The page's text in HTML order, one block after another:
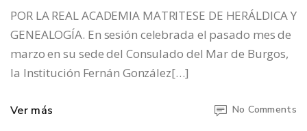
POR LA REAL ACADEMIA MATRITESE DE HERÁLDICA Y
GENEALOGÍA. En sesión celebrada el pasado mes de
marzo en su sede del Consulado del Mar de Burgos,
la Institución Fernán González[…]
Ver más No Comments